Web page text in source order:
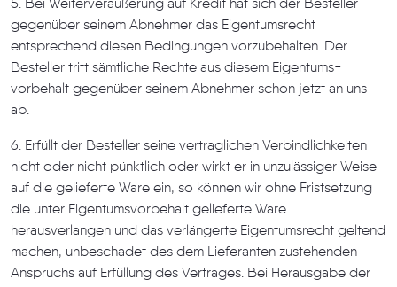
5. Bei Weiterveräußerung auf Kredit hat sich der Besteller
gegenüber seinem Abnehmer das Eigentumsrecht
entsprechend diesen Bedingungen vorzubehalten. Der
Besteller tritt sämtliche Rechte aus diesem Eigentums-
vorbehalt gegenüber seinem Abnehmer schon jetzt an uns
ab.
6. Erfüllt der Besteller seine vertraglichen Verbindlichkeiten
nicht oder nicht pünktlich oder wirkt er in unzulässiger Weise
auf die gelieferte Ware ein, so können wir ohne Fristsetzung
die unter Eigentumsvorbehalt gelieferte Ware
herausverlangen und das verlängerte Eigentumsrecht geltend
machen, unbeschadet des dem Lieferanten zustehenden
Anspruchs auf Erfüllung des Vertrages. Bei Herausgabe der